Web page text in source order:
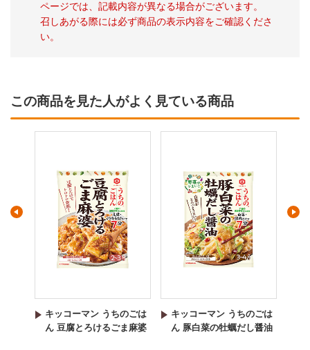
ページでは、記載内容が異なる場合がございます。
召しあがる際には必ず商品の表示内容をご確認くださ
い。
この商品を見た人がよく見ている商品
キッコーマン うちのごは
ん 豆腐とろけるごま麻婆
キッコーマン うちのごは
ん 豚白菜の牡蠣だし醤油